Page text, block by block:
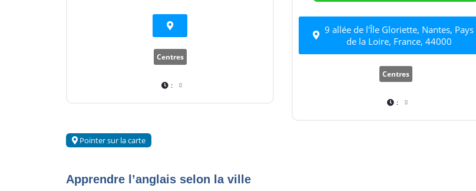
Centres
:
9 allée de l'Île Gloriette, Nantes, Pays
de la Loire, France, 44000
Centres
:
Pointer sur la carte
Apprendre l’anglais selon la ville